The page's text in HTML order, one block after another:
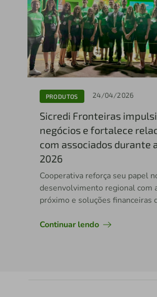
PRODUTOS 24/04/2026
Sicredi Fronteiras
negócios e fortalece
com associados durante
2026
Cooperativa reforça seu papel
desenvolvimento regional com
próximo e soluções financeiras
Continuar lendo